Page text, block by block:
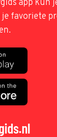
app kun
favoriete